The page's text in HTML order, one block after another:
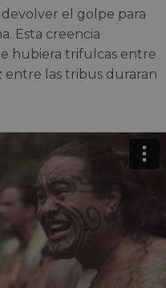
el golpe para
Esta creencia
hubiera trifulcas entre
entre las tribus duraran